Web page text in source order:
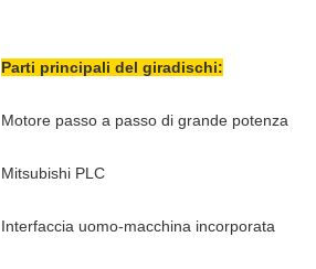
Parti principali del giradischi:
Motore passo a passo di grande potenza
Mitsubishi PLC
Interfaccia uomo-macchina incorporata